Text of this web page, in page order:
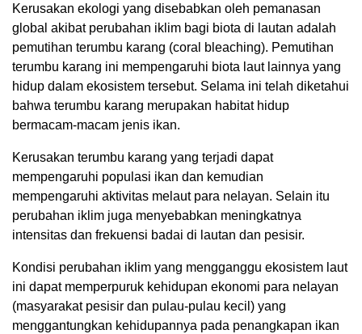
Kerusakan ekologi yang disebabkan oleh pemanasan
global akibat perubahan iklim bagi biota di lautan adalah
pemutihan terumbu karang (coral bleaching). Pemutihan
terumbu karang ini mempengaruhi biota laut lainnya yang
hidup dalam ekosistem tersebut. Selama ini telah diketahui
bahwa terumbu karang merupakan habitat hidup
bermacam-macam jenis ikan.
Kerusakan terumbu karang yang terjadi dapat
mempengaruhi populasi ikan dan kemudian
mempengaruhi aktivitas melaut para nelayan. Selain itu
perubahan iklim juga menyebabkan meningkatnya
intensitas dan frekuensi badai di lautan dan pesisir.
Kondisi perubahan iklim yang mengganggu ekosistem laut
ini dapat memperpuruk kehidupan ekonomi para nelayan
(masyarakat pesisir dan pulau-pulau kecil) yang
menggantungkan kehidupannya pada penangkapan ikan